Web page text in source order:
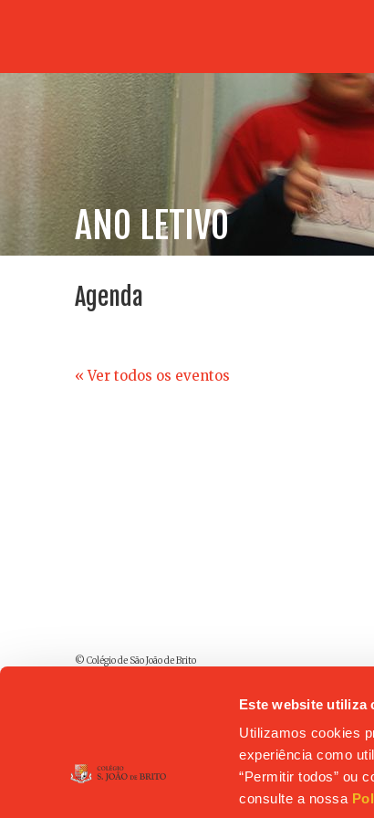
Este website utiliza
Utilizamos cookies
experiência como
“Permitir todos” ou
consulte a nossa
ANO LETIVO
Agenda
« Ver todos os eventos
© Colégio de São João de Brito